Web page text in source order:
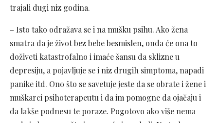
trajali dugi niz godina.
– Isto tako odražava se i na mušku psihu. Ako žena
smatra da je život bez bebe besmislen, onda će ona to
doživeti katastrofalno i imaće šansu da sklizne u
depresiju, a pojavljuje se i niz drugih simptoma, napadi
panike itd. Ono što se savetuje jeste da se obrate i žene i
muškarci psihoterapeutu i da im pomogne da ojačaju i
da lakše podnesu te poraze. Pogotovo ako više nema